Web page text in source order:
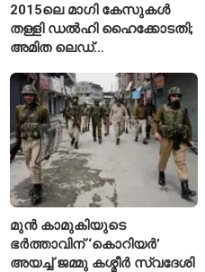
2015ലെ മാഗി കേസുകൾ
തള്ളി ഡൽഹി ഹൈക്കോടതി;
അമിത ലെഡ്
ആരോപണം
മുൻ കാമുകിയുടെ
ഭർത്താവിന് ‘കൊറിയർ’
അയച്ച് ജമ്മു കശ്മീർ സ്വദേശി